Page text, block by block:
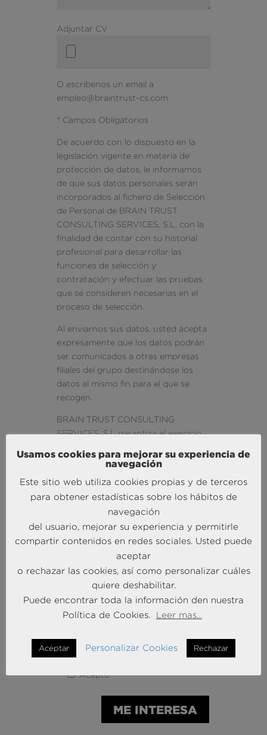
Adjuntar CV
O escribenos un email a
empleo@braintrust-cs.com
* Campos Obligatorios
De acuerdo con lo dispuesto en la
legislación vigente en materia de
protección de datos, le informamos
de que sus datos personales serán
incorporados al fichero de Selección
de Personal de BRAIN TRUST
CONSULTING SERVICES, S.L, con la
finalidad de contar con su historial
profesional para desarrollar las
funciones de selección y
contratación y efectuar las pruebas
que se consideren necesarias en el
proceso de selección.
Al enviarnos sus datos, usted acepta
expresamente que los datos podrán
ser comunicados a otras empresas
filiales del grupo destinándose los
datos al mismo fin para el que se
recogen.
BRAIN TRUST CONSULTING
SERVICES, S.L garantiza el ejercicio
rectificación, cancelación y oposición,
comunicación escrita a Avenida de la
Industria, 4 Edif.3 Esc.2 1ºC, CP 28108
Alcobendas (Madrid).
Muchas gracias por contar con
todos los CVs recibidos, y nos
ponemos en contacto con los que
nos encajan en cada momento. Si
pasado un año desde la inclusión de
nuestras, procederemos al borrado
de los datos de nuestro fichero.
Acepto
Usamos cookies para mejorar su experiencia de
navegación
Este sitio web utiliza cookies propias y de terceros
para obtener estadísticas sobre los hábitos de
navegación
del usuario, mejorar su experiencia y permitirle
compartir contenidos en redes sociales. Usted puede
aceptar
o rechazar las cookies, así como personalizar cuáles
quiere deshabilitar.
Puede encontrar toda la información den nuestra
Política de Cookies.
Leer mas...
Aceptar Personalizar Cookies Rechazar